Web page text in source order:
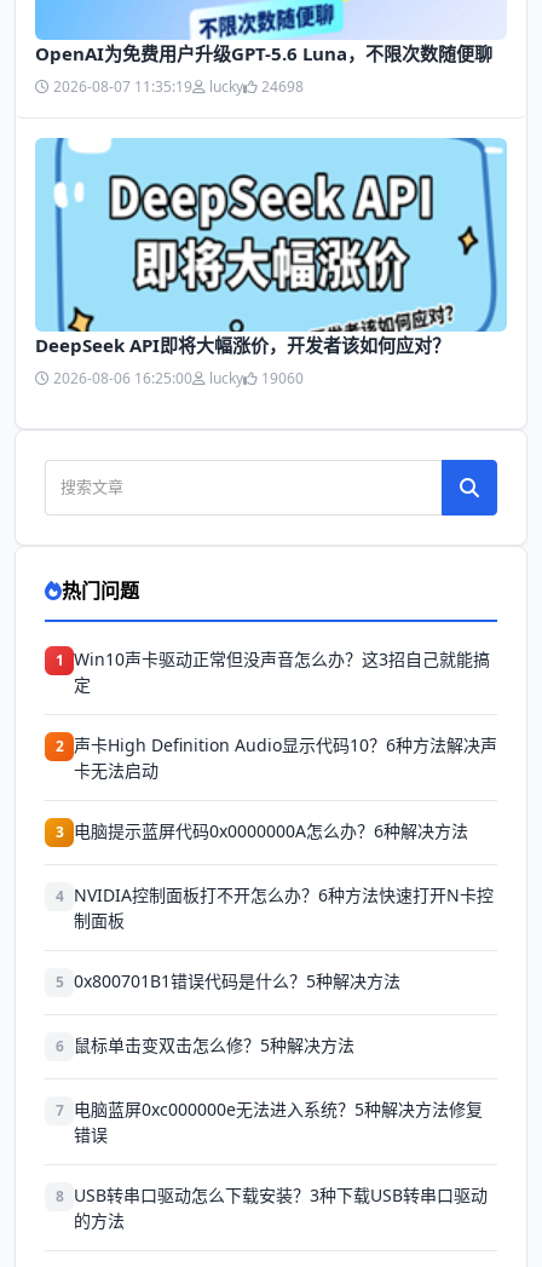
OpenAI为免费用户升级GPT-5.6 Luna，不限次数随便聊
2026-08-07 11:35:19 lucky 24698
DeepSeek API即将大幅涨价，开发者该如何应对？
2026-08-06 16:25:00 lucky 19060
热门问题
1 Win10声卡驱动正常但没声音怎么办？这3招自己就能搞
定
2 声卡High Definition Audio显示代码10？6种方法解决声
卡无法启动
3 电脑提示蓝屏代码0x0000000A怎么办？6种解决方法
4 NVIDIA控制面板打不开怎么办？6种方法快速打开N卡控
制面板
5 0x800701B1错误代码是什么？5种解决方法
6 鼠标单击变双击怎么修？5种解决方法
7 电脑蓝屏0xc000000e无法进入系统？5种解决方法修复
错误
8 USB转串口驱动怎么下载安装？3种下载USB转串口驱动
的方法